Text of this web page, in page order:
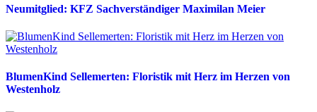
Neumitglied: KFZ Sachverständiger Maximilan Meier
BlumenKind Sellemerten: Floristik mit Herz im Herzen von
Westenholz